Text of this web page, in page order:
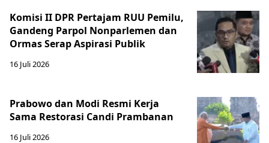
Komisi II DPR Pertajam RUU Pemilu,
Gandeng Parpol Nonparlemen dan
Ormas Serap Aspirasi Publik
16 Juli 2026
Prabowo dan Modi Resmi Kerja
Sama Restorasi Candi Prambanan
16 Juli 2026